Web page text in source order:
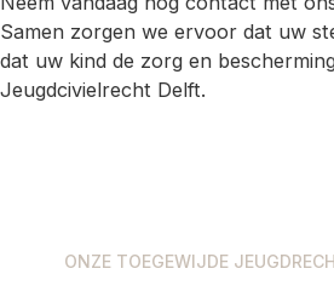
Samen zorgen we ervoor dat uw
dat uw kind de zorg en
Jeugdcivielrecht Delft.
ONZE TOEGEWIJDE